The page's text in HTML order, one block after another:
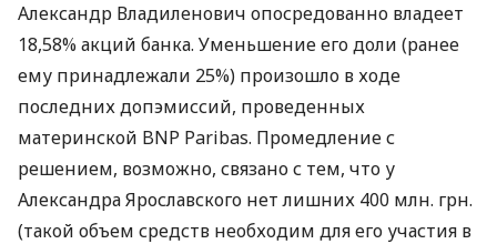
Александр Владиленович опосредованно владеет
18,58% акций банка. Уменьшение его доли (ранее
ему принадлежали 25%) произошло в ходе
последних допэмиссий, проведенных
материнской BNP Paribas. Промедление с
решением, возможно, связано с тем, что у
Александра Ярославского нет лишних 400 млн. грн.
(такой объем средств необходим для его участия в